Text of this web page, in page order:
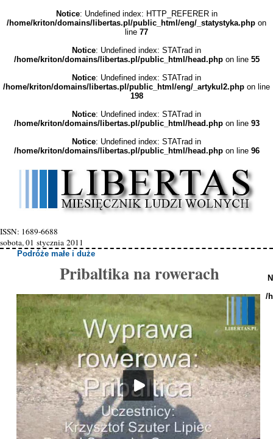
Notice: Undefined index: HTTP_REFERER in
/home/kriton/domains/libertas.pl/public_html/eng/_statystyka.php on
line 77
Notice: Undefined index: STATrad in
/home/kriton/domains/libertas.pl/public_html/head.phpon line 55
Notice: Undefined index: STATrad in
/home/kriton/domains/libertas.pl/public_html/eng/_artykul2.php on line
198
Notice: Undefined index: STATrad in
/home/kriton/domains/libertas.pl/public_html/head.phpon line 93
Notice: Undefined index: STATrad in
/home/kriton/domains/libertas.pl/public_html/head.phpon line 96
ISSN: 1689-6688
sobota, 01 stycznia 2011
Podróże małe i duże
Pribaltika na rowerach
/